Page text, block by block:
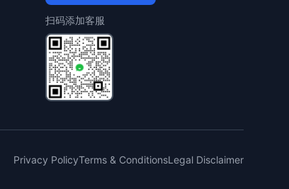
扫码添加客服
Privacy PolicyTerms & ConditionsLegal Disclaimer